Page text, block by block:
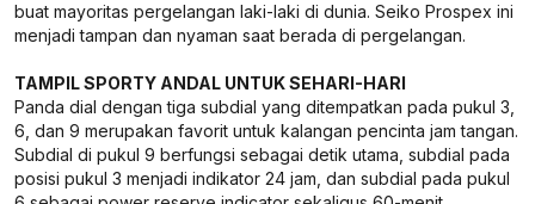
buat mayoritas pergelangan laki-laki di dunia. Seiko Prospex ini
menjadi tampan dan nyaman saat berada di pergelangan.
TAMPIL SPORTY ANDAL UNTUK SEHARI-HARI
Panda dial dengan tiga subdial yang ditempatkan pada pukul 3,
6, dan 9 merupakan favorit untuk kalangan pencinta jam tangan.
Subdial di pukul 9 berfungsi sebagai detik utama, subdial pada
posisi pukul 3 menjadi indikator 24 jam, dan subdial pada pukul